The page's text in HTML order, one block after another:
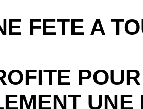
FETE A
UNE